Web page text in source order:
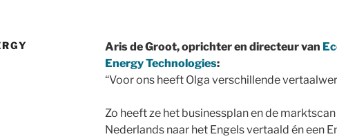
Aris de Groot, oprichter en directeur van
Energy Technologies:
“Voor ons heeft Olga verschillende
Zo heeft ze het businessplan en de
Nederlands naar het Engels vertaald én een